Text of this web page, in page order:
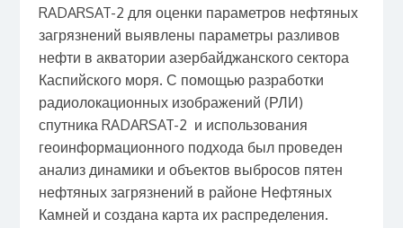
RADARSAT-2 для оценки параметров нефтяных
загрязнений выявлены параметры разливов
нефти в акватории азербайджанского сектора
Каспийского моря. С помощью разработки
радиолокационных изображений (РЛИ)
спутника RADARSAT-2 и использования
геоинформационного подхода был проведен
анализ динамики и объектов выбросов пятен
нефтяных загрязнений в районе Нефтяных
Камней и создана карта их распределения.